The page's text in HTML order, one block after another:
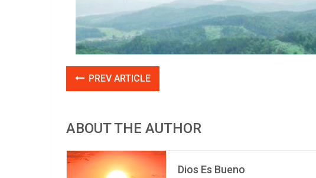
PREV ARTICLE
ABOUT THE AUTHOR
Dios Es Bueno